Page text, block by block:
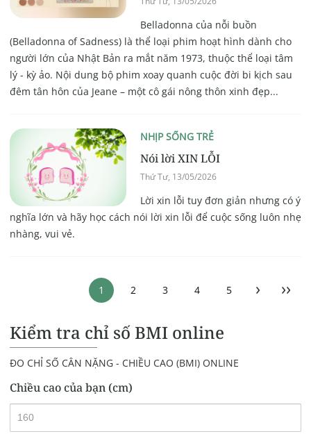
Belladonna của nỗi buồn
(Belladonna of Sadness) là thể loại phim hoạt hình dành cho
người lớn của Nhật Bản ra mắt năm 1973, thuộc thể loại tâm
lý - kỳ ảo. Nội dung bộ phim xoay quanh cuộc đời bi kịch sau
đêm tân hôn của Jeane – một cô gái nông thôn xinh đẹp...
NHỊP SỐNG TRẺ
Nói lời XIN LỖI
Thứ Tư, 13/05/2026
Lời xin lỗi tuy đơn giản nhưng có ý
nghĩa lớn và hãy học cách nói lời xin lỗi để cuộc sống luôn nhẹ
nhàng, vui vẻ.
1 2 3 4 5 ›
››
Kiểm tra chỉ số BMI online
ĐO CHỈ SỐ CÂN NẶNG - CHIỀU CAO (BMI) ONLINE
Chiều cao của bạn (cm)